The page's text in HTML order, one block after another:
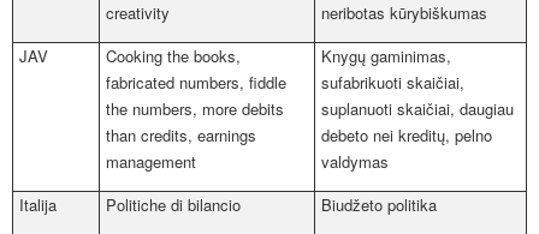
creativity
neribotas kūrybiškumas
JAV
Cooking the books,
fabricated numbers, fiddle
the numbers, more debits
than credits, earnings
management
Knygų gaminimas,
sufabrikuoti skaičiai,
suplanuoti skaičiai, daugiau
debeto nei kreditų, pelno
valdymas
Italija
Politiche di bilancio
Biudžeto politika